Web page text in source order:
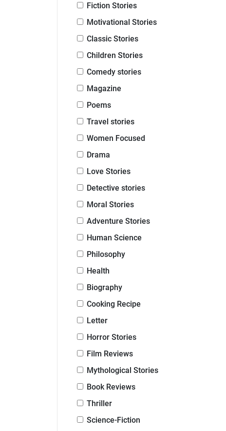
Fiction Stories
Motivational Stories
Classic Stories
Children Stories
Comedy stories
Magazine
Poems
Travel stories
Women Focused
Drama
Love Stories
Detective stories
Moral Stories
Adventure Stories
Human Science
Philosophy
Health
Biography
Cooking Recipe
Letter
Horror Stories
Film Reviews
Mythological Stories
Book Reviews
Thriller
Science-Fiction